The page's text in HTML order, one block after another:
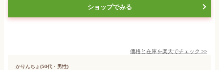
ショップでみる
価格と在庫を楽天でチェック >>
かりんちょ(50代・男性)